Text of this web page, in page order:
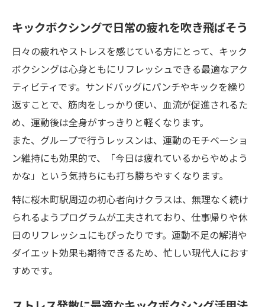
キックボクシングで日常の疲れを吹き飛ばそう
日々の疲れやストレスを感じている方にとって、キック
ボクシングは心身ともにリフレッシュできる最適なアク
ティビティです。サンドバッグにパンチやキックを繰り
返すことで、筋肉をしっかり使い、血流が促進されるた
め、運動後は全身がすっきりと軽くなります。
また、グループで行うレッスンは、運動のモチベーショ
ン維持にも効果的で、「今日は疲れているからやめよう
かな」という気持ちにも打ち勝ちやすくなります。
特に桜木町駅周辺の初心者向けクラスは、無理なく続け
られるようプログラムが工夫されており、仕事帰りや休
日のリフレッシュにもぴったりです。運動不足の解消や
ダイエット効果も期待できるため、忙しい現代人におす
すめです。